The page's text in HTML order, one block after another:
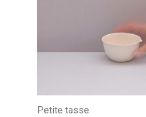
Petite tasse